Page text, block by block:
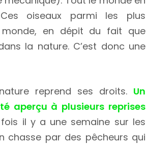
oiseaux parmi les plus
en dépit du fait que
la nature. C’est donc une
reprend ses droits. Un
aperçu à plusieurs reprises
il y a une semaine sur les
chasse par des pêcheurs qui